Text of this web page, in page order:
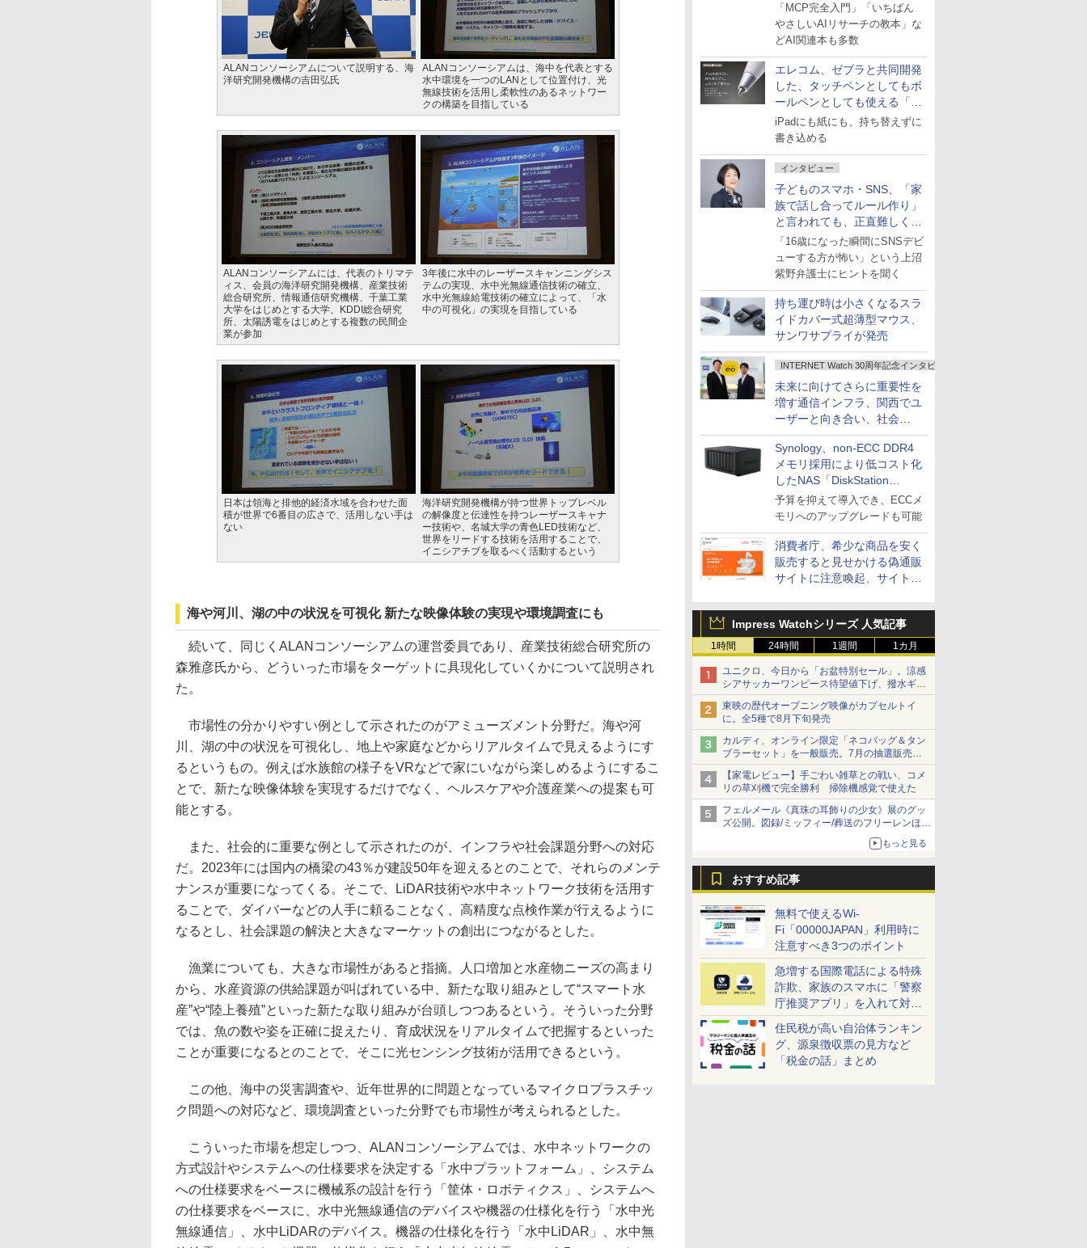
「MCP完全入門」「いちばん
やさしいAIリサーチの教本」な
どAI関連本も多数
エレコム、ゼブラと共同開発
した、タッチペンとしてもボ
ールペンとしても使える「ス
タイラスツーウェイ」発売
iPadにも紙にも、持ち替えずに
書き込める
インタビュー
子どものスマホ・SNS、「家
族で話し合ってルール作り」
と言われても、正直難しくな
いですか？
「16歳になった瞬間にSNSデビ
ューする方が怖い」という上沼
紫野弁護士にヒントを聞く
持ち運び時は小さくなるスラ
イドカバー式超薄型マウス、
サンワサプライが発売
INTERNET Watch 30周年記念インタビュー
未来に向けてさらに重要性を
増す通信インフラ、関西でユ
ーザーと向き合い、社会
の“あたらしい”を起動し続け
る～オプテージ
Synology、non-ECC DDR4
メモリ採用により低コスト化
したNAS「DiskStation
neo+」シリーズ
予算を抑えて導入でき、ECCメ
モリへのアップグレードも可能
消費者庁、希少な商品を安く
販売すると見せかける偽通販
サイトに注意喚起、サイト名
Impress Watchシリーズ 人気記事
1時間 24時間 1週間 1カ月
ユニクロ、今日から「お盆特別セール」。涼感
シアサッカーワンピース待望値下げ、撥水ギア
ショーツは1990円に
東映の歴代オープニング映像がカプセルトイ
に。全5種で8月下旬発売
カルディ、オンライン限定「ネコバッグ＆タン
ブラーセット」を一般販売。7月の抽選販売の
当選無効分
【家電レビュー】手ごわい雑草との戦い、コメ
リの草刈機で完全勝利 掃除機感覚で使えた
フェルメール《真珠の耳飾りの少女》展のグッ
ズ公開。図録/ミッフィー/葬送のフリーレンほ
もっと見る
おすすめ記事
無料で使えるWi-
Fi「00000JAPAN」利用時に
注意すべき3つのポイント
急増する国際電話による特殊
詐欺、家族のスマホに「警察
庁推奨アプリ」を入れて対策
しよう！
住民税が高い自治体ランキン
グ、源泉徴収票の見方など
「税金の話」まとめ
ALANコンソーシアムについて説明する、海
洋研究開発機構の吉田弘氏
ALANコンソーシアムは、海中を代表とする
水中環境を一つのLANとして位置付け、光
無線技術を活用し柔軟性のあるネットワー
クの構築を目指している
ALANコンソーシアムには、代表のトリマテ
ィス、会員の海洋研究開発機構、産業技術
総合研究所、情報通信研究機構、千葉工業
大学をはじめとする大学、KDDI総合研究
所、太陽誘電をはじめとする複数の民間企
業が参加
3年後に水中のレーザースキャンニングシス
テムの実現、水中光無線通信技術の確立、
水中光無線給電技術の確立によって、「水
中の可視化」の実現を目指している
日本は領海と排他的経済水域を合わせた面
積が世界で6番目の広さで、活用しない手は
ない
海洋研究開発機構が持つ世界トップレベル
の解像度と伝達性を持つレーザースキャナ
ー技術や、名城大学の青色LED技術など、
世界をリードする技術を活用することで、
イニシアチブを取るべく活動するという
海や河川、湖の中の状況を可視化 新たな映像体験の実現や環境調査にも
続いて、同じくALANコンソーシアムの運営委員であり、産業技術総合研究所の
森雅彦氏から、どういった市場をターゲットに具現化していくかについて説明され
た。
市場性の分かりやすい例として示されたのがアミューズメント分野だ。海や河
川、湖の中の状況を可視化し、地上や家庭などからリアルタイムで見えるようにす
るというもの。例えば水族館の様子をVRなどで家にいながら楽しめるようにするこ
とで、新たな映像体験を実現するだけでなく、ヘルスケアや介護産業への提案も可
能とする。
また、社会的に重要な例として示されたのが、インフラや社会課題分野への対応
だ。2023年には国内の橋梁の43％が建設50年を迎えるとのことで、それらのメンテ
ナンスが重要になってくる。そこで、LiDAR技術や水中ネットワーク技術を活用す
ることで、ダイバーなどの人手に頼ることなく、高精度な点検作業が行えるように
なるとし、社会課題の解決と大きなマーケットの創出につながるとした。
漁業についても、大きな市場性があると指摘。人口増加と水産物ニーズの高まり
から、水産資源の供給課題が叫ばれている中、新たな取り組みとして“スマート水
産”や“陸上養殖”といった新たな取り組みが台頭しつつあるという。そういった分野
では、魚の数や姿を正確に捉えたり、育成状況をリアルタイムで把握するといった
ことが重要になるとのことで、そこに光センシング技術が活用できるという。
この他、海中の災害調査や、近年世界的に問題となっているマイクロプラスチッ
ク問題への対応など、環境調査といった分野でも市場性が考えられるとした。
こういった市場を想定しつつ、ALANコンソーシアムでは、水中ネットワークの
方式設計やシステムへの仕様要求を決定する「水中プラットフォーム」、システム
への仕様要求をベースに機械系の設計を行う「筐体・ロボティクス」、システムへ
の仕様要求をベースに、水中光無線通信のデバイスや機器の仕様化を行う「水中光
無線通信」、水中LiDARのデバイス。機器の仕様化を行う「水中LiDAR」、水中無